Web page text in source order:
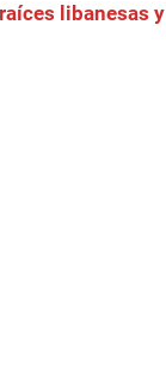
libanesas y